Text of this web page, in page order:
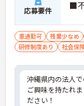
応募要件 ■
車通勤可 残業少なめ
研修制度あり
社会保
沖縄県内の法人
ご興味を持たれ
ださい！